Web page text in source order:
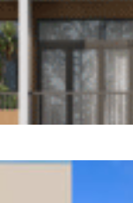
Nhà Phố 2 Tầng